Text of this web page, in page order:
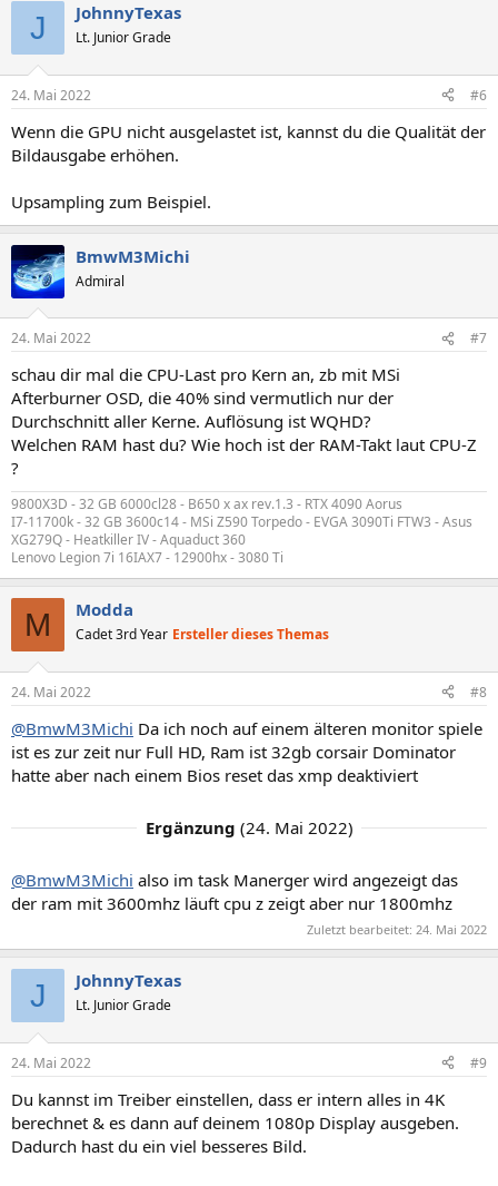
e
:
J JohnnyTexas
Lt. Junior Grade
24. Mai 2022 #6
Wenn die GPU nicht ausgelastet ist, kannst du die Qualität der
Bildausgabe erhöhen.
Upsampling zum Beispiel.
BmwM3Michi
Admiral
24. Mai 2022 #7
schau dir mal die CPU-Last pro Kern an, zb mit MSi
Afterburner OSD, die 40% sind vermutlich nur der
Durchschnitt aller Kerne. Auflösung ist WQHD?
Welchen RAM hast du? Wie hoch ist der RAM-Takt laut CPU-Z
?
9800X3D - 32 GB 6000cl28 - B650 x ax rev.1.3 - RTX 4090 Aorus
I7-11700k - 32 GB 3600c14 - MSi Z590 Torpedo - EVGA 3090Ti FTW3 - Asus
XG279Q - Heatkiller IV - Aquaduct 360
Lenovo Legion 7i 16IAX7 - 12900hx - 3080 Ti
M Modda
Cadet 3rd Year Ersteller dieses Themas
24. Mai 2022 #8
@BmwM3Michi Da ich noch auf einem älteren monitor spiele
ist es zur zeit nur Full HD, Ram ist 32gb corsair Dominator
hatte aber nach einem Bios reset das xmp deaktiviert
Ergänzung (24. Mai 2022)
@BmwM3Michi also im task Manerger wird angezeigt das
der ram mit 3600mhz läuft cpu z zeigt aber nur 1800mhz
Zuletzt bearbeitet: 24. Mai 2022
J JohnnyTexas
Lt. Junior Grade
24. Mai 2022 #9
Du kannst im Treiber einstellen, dass er intern alles in 4K
berechnet & es dann auf deinem 1080p Display ausgeben.
Dadurch hast du ein viel besseres Bild.